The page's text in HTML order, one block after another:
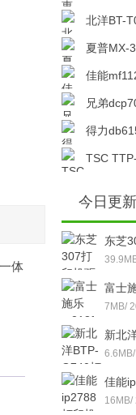
体
M177fw MFP
北洋BT-
T080打印机
夏普MX-
3561复合机
佳能
mf112打印机
兄弟
dcp7080打印
得力
615k针式打印
TSC
方最新版下载
今日更
东芝
东芝
下载
富士
动下
印机
7MB/
新北
动下
打印
佳能
载-佳
16MB/